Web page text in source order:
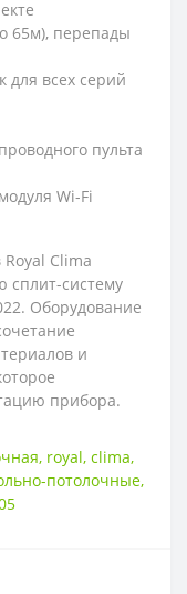
65м), перепады
всех серий
пульта
Wi-Fi
Clima
сплит-систему
Оборудование
и
прибора.
, royal, clima,
потолочные,